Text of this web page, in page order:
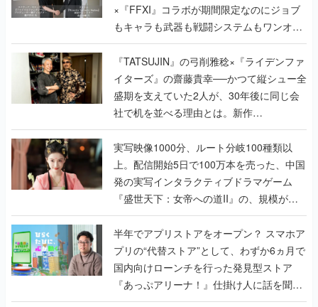
×『FFXI』コラボが期間限定なのにジョブ
もキャラも武器も戦闘システムもワンオフ
で作り込まれた理由を両ディレクターに聞
く
『TATSUJIN』の弓削雅稔×『ライデンファ
イターズ』の齋藤貴幸──かつて縦シュー全
盛期を支えていた2人が、30年後に同じ会
社で机を並べる理由とは。新作
『TATSUJIN EXTREME』で初タッグを組
んだレジェンド2人に訊く開発秘話
実写映像1000分、ルート分岐100種類以
上。配信開始5日で100万本を売った、中国
発の実写インタラクティブドラマゲーム
『盛世天下：女帝への道II』の、規模が違
うこだわりをプロデューサーに聞いた
半年でアプリストアをオープン？ スマホア
プリの“代替ストア”として、わずか6ヵ月で
国内向けローンチを行った発見型ストア
『あっぷアリーナ！』仕掛け人に話を聞い
てみた